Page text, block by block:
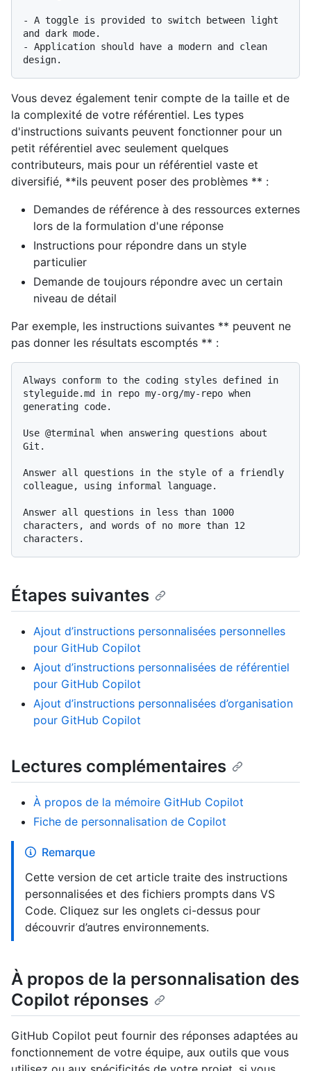
-
A toggle is provided to switch between light
-
Application should have a modern and clean
Vous devez également tenir compte de la taille et de
la complexité de votre référentiel. Les types
d'instructions suivants peuvent fonctionner pour un
petit référentiel avec seulement quelques
contributeurs, mais pour un référentiel vaste et
diversifié, **ils peuvent poser des problèmes ** :
Demandes de référence à des ressources externes
lors de la formulation d'une réponse
Instructions pour répondre dans un style
particulier
Demande de toujours répondre avec un certain
niveau de détail
Par exemple, les instructions suivantes ** peuvent ne
pas donner les résultats escomptés ** :
Always conform to the coding styles defined in
styleguide.md in repo my-org/my-repo when
generating code.
Use @terminal when answering questions about
Git.
Answer all questions in the style of a friendly
colleague, using informal language.
Answer all questions in less than 1000
characters, and words of no more than 12
Étapes suivantes
Ajout d’instructions personnalisées personnelles
pour GitHub Copilot
Ajout d’instructions personnalisées de référentiel
pour GitHub Copilot
Ajout d’instructions personnalisées d’organisation
pour GitHub Copilot
Lectures complémentaires
À propos de la mémoire GitHub Copilot
Fiche de personnalisation de Copilot
Remarque
Cette version de cet article traite des instructions
personnalisées et des fichiers prompts dans VS
Code. Cliquez sur les onglets ci-dessus pour
découvrir d’autres environnements.
À propos de la personnalisation des
Copilot réponses
GitHub Copilot peut fournir des réponses adaptées au
fonctionnement de votre équipe, aux outils que vous